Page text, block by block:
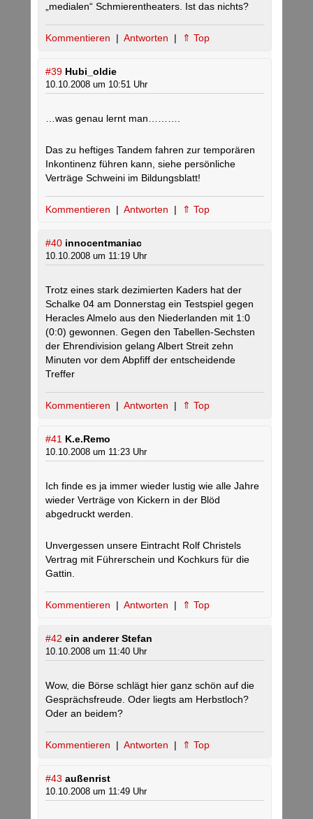
„medialen“ Schmierentheaters. Ist das nichts?
Kommentieren | Antworten | ⇑ Top
#39 Hubi_oldie
10.10.2008 um 10:51 Uhr
…was genau lernt man……….
Das zu heftiges Tandem fahren zur temporären
Inkontinenz führen kann, siehe persönliche
Verträge Schweini im Bildungsblatt!
Kommentieren | Antworten | ⇑ Top
#40 innocentmaniac
10.10.2008 um 11:19 Uhr
Trotz eines stark dezimierten Kaders hat der
Schalke 04 am Donnerstag ein Testspiel gegen
Heracles Almelo aus den Niederlanden mit 1:0
(0:0) gewonnen. Gegen den Tabellen-Sechsten
der Ehrendivision gelang Albert Streit zehn
Minuten vor dem Abpfiff der entscheidende
Treffer
Kommentieren | Antworten | ⇑ Top
#41 K.e.Remo
10.10.2008 um 11:23 Uhr
Ich finde es ja immer wieder lustig wie alle Jahre
wieder Verträge von Kickern in der Blöd
abgedruckt werden.
Unvergessen unsere Eintracht Rolf Christels
Vertrag mit Führerschein und Kochkurs für die
Gattin.
Kommentieren | Antworten | ⇑ Top
#42 ein anderer Stefan
10.10.2008 um 11:40 Uhr
Wow, die Börse schlägt hier ganz schön auf die
Gesprächsfreude. Oder liegts am Herbstloch?
Oder an beidem?
Kommentieren | Antworten | ⇑ Top
#43 außenrist
10.10.2008 um 11:49 Uhr